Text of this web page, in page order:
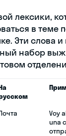
лексики,
в теме
Эти слова
набор
Voy
una